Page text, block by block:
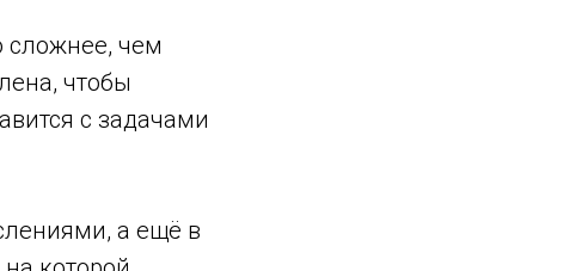
сложнее, чем
чтобы
с задачами
а ещё в